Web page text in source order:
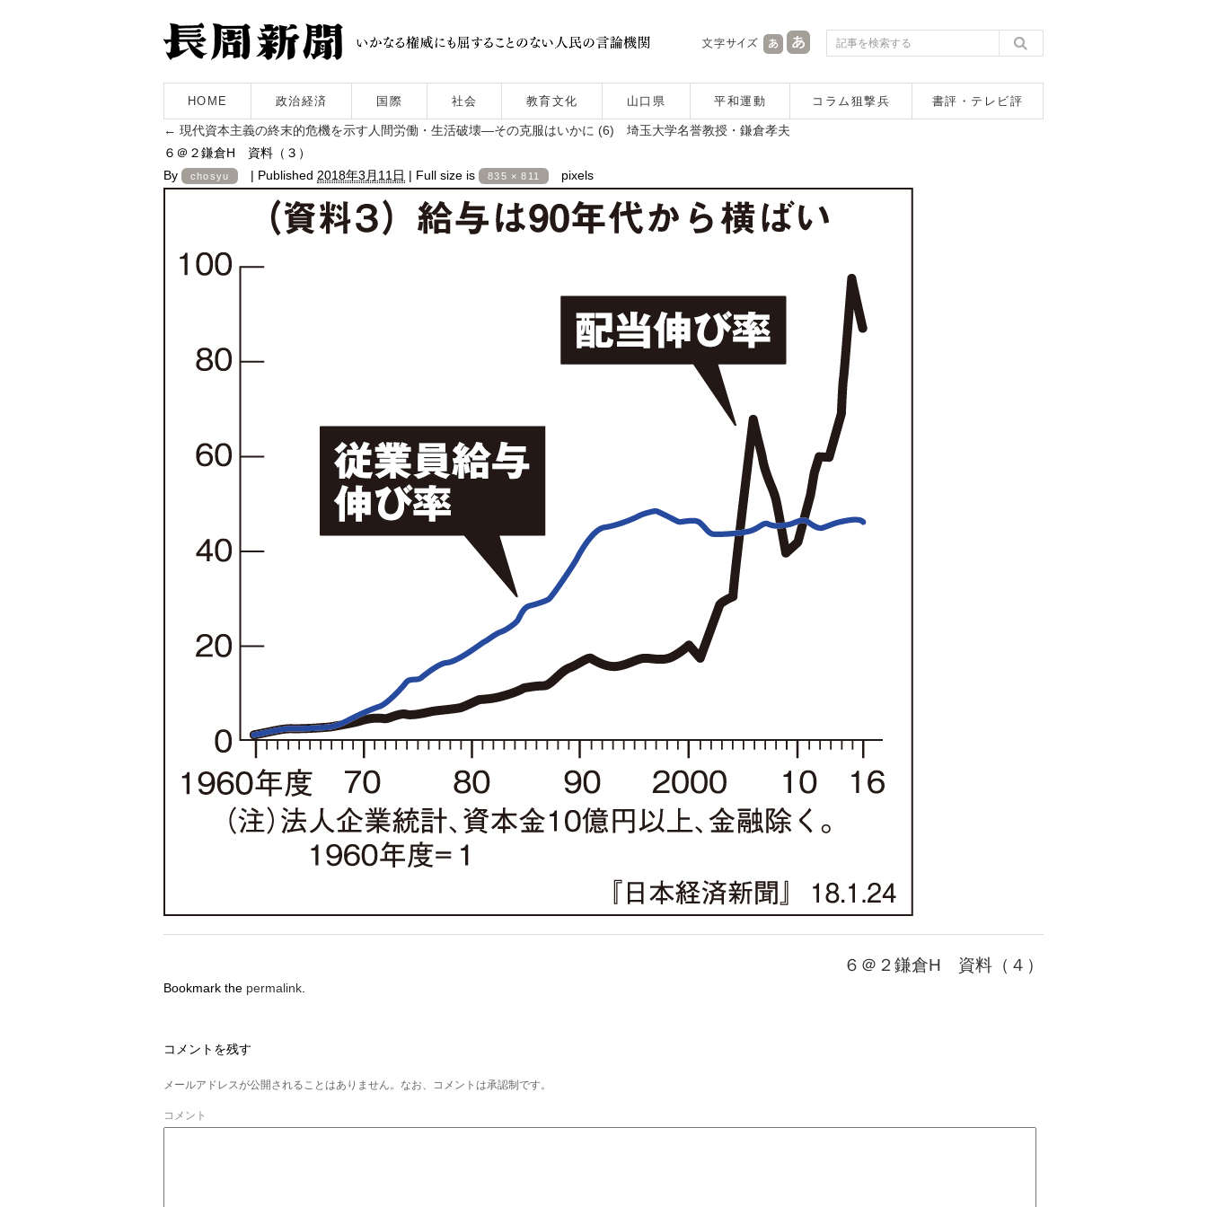
HOME 政治経済 国際 社会 教育文化 山口県 平和運動 コラム狙撃兵 書評・テレビ評
← 現代資本主義の終末的危機を示す人間労働・生活破壊―その克服はいかに (6) 埼玉大学名誉教授・鎌倉孝夫
６＠２鎌倉H 資料（３）
By
chosyu | Published 2018年3月11日 | Full size is 835 × 811 pixels
６＠２鎌倉H 資料（４）
Bookmark the permalink
コメントを残す
メールアドレスが公開されることはありません。なお、コメントは承認制です。
コメント